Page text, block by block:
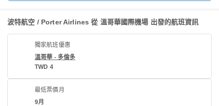
波特航空 / Porter Airlines 從 溫哥華國際機場 出發的航班資訊
獨家航班優惠
溫哥華 - 多倫多
TWD 4
最低票價月
9月